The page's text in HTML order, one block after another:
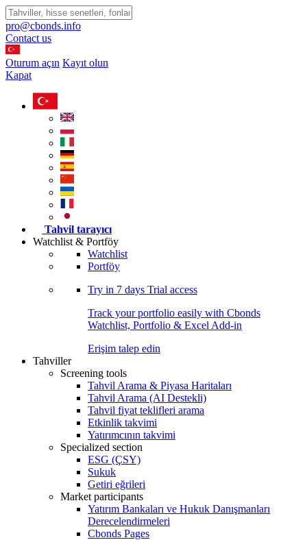
pro@cbonds.info
Contact us
Oturum açın Kayıt olun
Kapat
Tahvil tarayıcı
Watchlist & Portföy
Watchlist
Portföy
Try in 7 days Trial access
Track your portfolio easily with Cbonds
Watchlist, Portfolio & Excel Add-in
Erişim talep edin
Tahviller
Screening tools
Tahvil Arama & Piyasa Haritaları
Tahvil Arama (AI Destekli)
Tahvil fiyat teklifleri arama
Etkinlik takvimi
Yatırımcının takvimi
Specialized section
ESG (ÇSY)
Sukuk
Getiri eğrileri
Market participants
Yatırım Bankaları ve Hukuk Danışmanları
Derecelendirmeleri
Cbonds Pages